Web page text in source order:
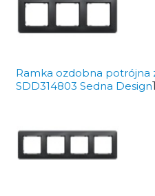
Ramka ozdobna potrójna
SDD314803 Sedna Design